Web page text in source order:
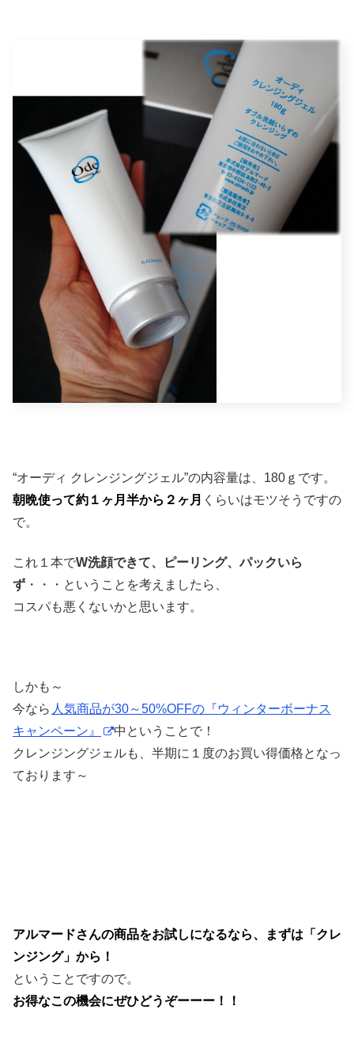
“オーディ クレンジングジェル”の内容量は、180ｇです。
朝晩使って約１ヶ月半から２ヶ月 くらいはモツそうですの
で。
これ１本でW洗顔できて、ピーリング、パックいら
ず ・・・ということを考えましたら、
コスパも悪くないかと思います。
しかも～
今なら 人気商品が30～50%OFFの『ウィンターボーナス
キャンペーン』
中ということで！
クレンジングジェルも、半期に１度のお買い得価格となっ
ております～
アルマードさんの商品をお試しになるなら、まずは「クレ
ンジング」から！
ということですので。
お得なこの機会にぜひどうぞーーー！！